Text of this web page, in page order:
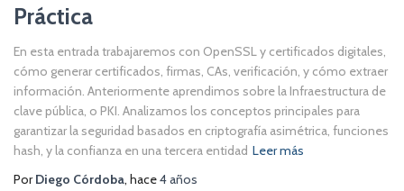
Práctica
En esta entrada trabajaremos con OpenSSL y certificados digitales,
cómo generar certificados, firmas, CAs, verificación, y cómo extraer
información. Anteriormente aprendimos sobre la Infraestructura de
clave pública, o PKI. Analizamos los conceptos principales para
garantizar la seguridad basados en criptografía asimétrica, funciones
hash, y la confianza en una tercera entidad Leer más
PorDiego Córdoba, hace4 años